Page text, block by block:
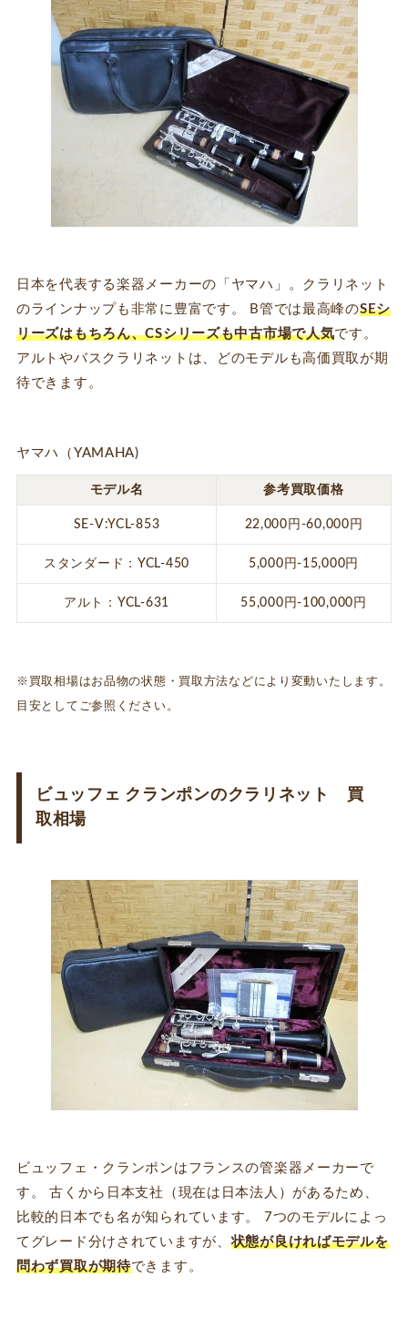
日本を代表する楽器メーカーの「ヤマハ」。クラリネット
のラインナップも非常に豊富です。 B管では最高峰のSEシ
リーズはもちろん、CSシリーズも中古市場で人気です。
アルトやバスクラリネットは、どのモデルも高価買取が期
待できます。
ヤマハ（YAMAHA)
モデル名 参考買取価格
SE-V:YCL-853 22,000円-60,000円
スタンダード：YCL-450 5,000円-15,000円
アルト：YCL-631 55,000円-100,000円
※買取相場はお品物の状態・買取方法などにより変動いたします。
目安としてご参照ください。
ビュッフェ クランポンのクラリネット 買
取相場
ビュッフェ・クランポンはフランスの管楽器メーカーで
す。 古くから日本支社（現在は日本法人）があるため、
比較的日本でも名が知られています。 7つのモデルによっ
てグレード分けされていますが、状態が良ければモデルを
問わず買取が期待できます。